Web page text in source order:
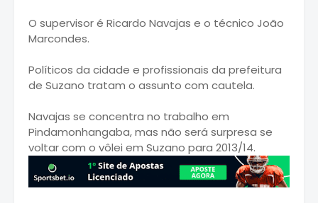
O supervisor é Ricardo Navajas e o técnico João
Marcondes.
Políticos da cidade e profissionais da prefeitura
de Suzano tratam o assunto com cautela.
Navajas se concentra no trabalho em
Pindamonhangaba, mas não será surpresa se
voltar com o vôlei em Suzano para 2013/14.